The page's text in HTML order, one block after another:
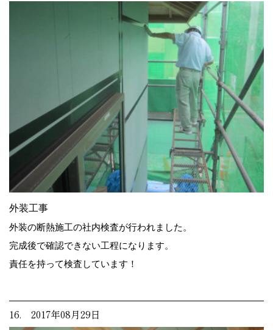
外装工事
外装の断熱施工の社内検査が行われました。
完成後で確認できない工程になります。
責任を持って検査しています！
16. 2017年08月29日